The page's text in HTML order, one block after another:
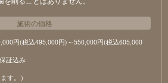
施術の価格
円(税込495,000円)～550,000円(税込605,000
証込み
す。）